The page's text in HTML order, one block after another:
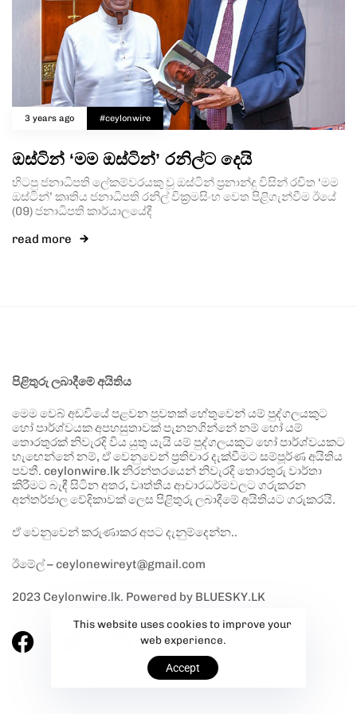
3 years ago #ceylonwire
ඔස්ටින් ‘මම ඔස්ටින්’ රනිල්ට දෙයි
හිටපු ජනාධිපති ලේකම්වරයකු වූ ඔස්ටින් ප්‍රනාන්දු විසින් රචිත ‘මම
ඔස්ටින්’ කෘතිය ජනාධිපති රනිල් වික්‍රමසිංහ වෙත පිළිගැන්වීම ඊයේ
(09) ජනාධිපති කාර්යාලයේදී
read more
පිළිතුරු ලබාදීමේ අයිතිය
මෙම වෙබ් අඩවියේ පළවන පුවතක් හේතුවෙන් යම් පුද්ගලයකුට
හෝ පාර්ශ්වයක අපහසුතාවක් පැනනගින්නේ නම් හෝ යම්
තොරතුරක් නිවැරදි විය යුතු යැයි යම් පුද්ගලයකුට හෝ පාර්ශ්වයකට
හැඟෙන්නේ නම්, ඒ වෙනුවෙන් ප්‍රතිචාර දැක්වීමට සම්පූර්ණ අයිතිය
පවතී. ceylonwire.lk නිරන්තරයෙන් නිවැරදි තොරතුරු වාර්තා
කිරීමට බැඳී සිටින අතර, වෘත්තීය ආචාරධර්මවලට ගරුකරන
අන්තර්ජාල වේදිකාවක් ලෙස පිළිතුරු ලබාදීමේ අයිතියට ගරුකරයි.
ඒ වෙනුවෙන් කරුණාකර අපට දැනුම්දෙන්න..
ඊමේල් – ceylonewireyt@gmail.com
2023 Ceylonwire.lk. Powered by BLUESKY.LK
This website uses cookies to improve your
web experience.
Accept